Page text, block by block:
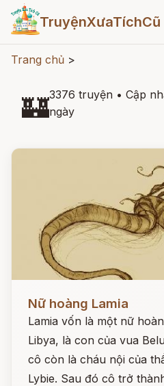
TruyệnXưaTíchCũ
Trang chủ >
🏰3376 truyện • Cập
ngày
Nữ hoàng Lamia
Lamia vốn là một nữ
Libya, là con của vua
cô còn là cháu nội của
Lybie. Sau đó cô trở